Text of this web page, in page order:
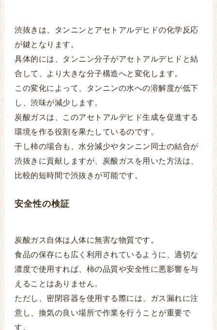
渋抜きは、タンニンとアセトアルデヒドの化学反応
が鍵となります。
具体的には、タンニン分子がアセトアルデヒドと結
合して、より大きな分子構造へと変化します。
この変化によって、タンニンの水への溶解度が低下
し、渋味が減少します。
炭酸ガスは、このアセトアルデヒド生成を促進する
環境を作る役割を果たしているのです。
干し柿の場合も、水分減少やタンニン同士の結合が
渋抜きに貢献しますが、炭酸ガスを用いた方法は、
比較的短時間で渋抜きが可能です。
安全性の検証
炭酸ガス自体は人体に無害な物質です。
食品の保存にも広く利用されているように、適切な
濃度で使用すれば、柿の品質や安全性に悪影響を与
えることはありません。
ただし、密閉容器を使用する際には、ガス漏れに注
意し、換気の良い場所で作業を行うことが重要で
す。